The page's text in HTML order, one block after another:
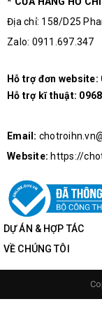
Địa chỉ: 158/D25
Zalo: 0911.697.347
Hỗ trợ đơn website:
Hỗ trợ kĩ thuật:
Email:
Website: https://
DỰ ÁN & HỢP TÁC
VỀ CHÚNG TÔI